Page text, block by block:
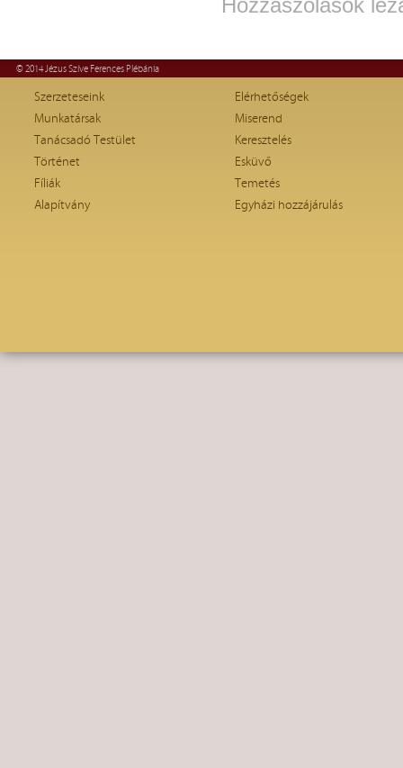
© 2014 Jézus Szíve Ferences Plébánia
Szerzeteseink
Munkatársak
Tanácsadó Testület
Történet
Fíliák
Alapítvány
Elérhetőségek
Miserend
Keresztelés
Esküvő
Temetés
Egyházi hozzájárulás